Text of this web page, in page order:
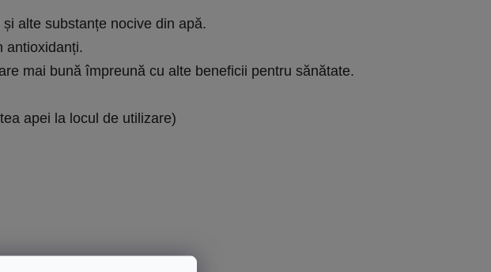
alte substanțe nocive din apă.
antioxidanți.
mai bună împreună cu alte beneficii pentru sănătate.
apei la locul de utilizare)